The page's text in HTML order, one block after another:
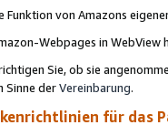
von Amazons
Webpages in WebView
Sie, ob sie
Sinne derVereinbarung.
für das